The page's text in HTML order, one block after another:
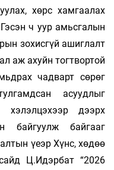
хөрс хамгаалах
ч уур амьсгалын
зохисгүй ашиглалт
аж ахуйн тогтвортой
чадварт сөрөг
асууд­лыг
хэлэл­цэхээр дээрх
байгуулж байгааг
үеэр Хүнс, хөдөө
Ц.Идэрбат “2026